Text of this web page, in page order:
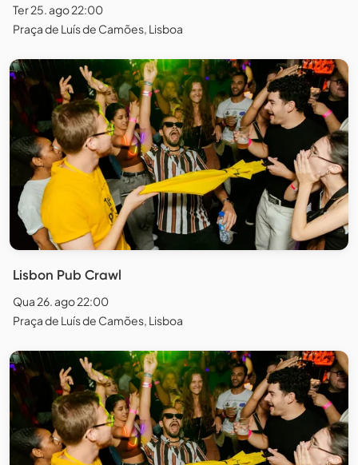
Ter 25. ago 22:00
Praça de Luís de Camões, Lisboa
Lisbon Pub Crawl
Qua 26. ago 22:00
Praça de Luís de Camões, Lisboa